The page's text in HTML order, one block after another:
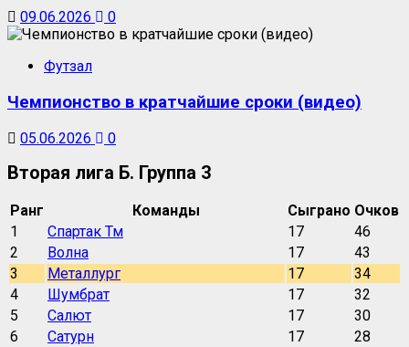
09.06.2026 0
Футзал
Чемпионство в кратчайшие сроки (видео)
05.06.2026 0
Вторая лига Б. Группа 3
Ранг Команды Сыграно Очков
1
Спартак Тм 17
46
2
Волна 17
43
3
Металлург 17
34
4
Шумбрат 17
32
5
Салют 17
30
6
Сатурн 17
28